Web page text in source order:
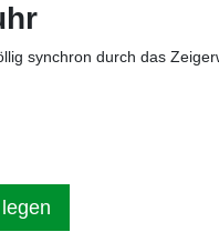
synchron durch das